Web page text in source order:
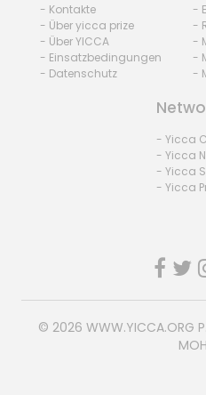
- Kontakte
- Über yicca prize
- Über YICCA
- Einsatzbedingungen
- Datenschutz
-
-
-
-
-
- Yicca
- Yicca
- Yicca
- Yicca
© 2026 WWW.YICCA.ORG